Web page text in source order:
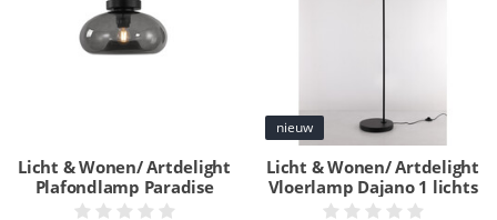
Licht & Wonen/ Artdelight
Plafondlamp Paradise
nieuw
Licht & Wonen/ Artdelight
Vloerlamp Dajano 1 lichts